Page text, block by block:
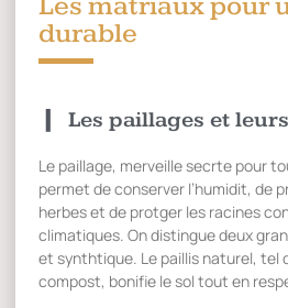
durable
Les paillages et
Le paillage, merveille secrte pour
permet de conserver l’humidit, de
herbes et de protger les racines
climatiques. On distingue deux
et synthtique. Le paillis naturel, tel
compost, bonifie le sol tout en